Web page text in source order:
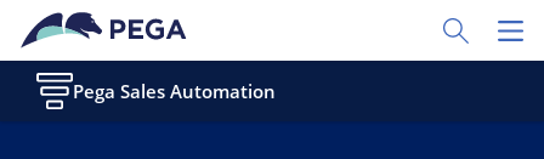
Vai direttamente al contenuto principale
Toggle
Pega Sales Automation